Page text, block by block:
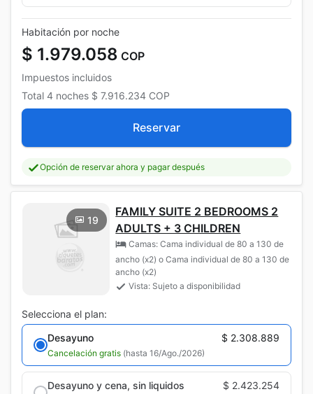
Habitación por noche
$ 1.979.058 COP
Impuestos incluidos
Total 4 noches $ 7.916.234 COP
Reservar
Opción de reservar ahora y pagar después
19
FAMILY SUITE 2 BEDROOMS 2
ADULTS + 3 CHILDREN
Camas: Cama individual de 80 a 130 de
ancho (x2) o Cama individual de 80 a 130 de
ancho (x2)
Vista: Sujeto a disponibilidad
Selecciona el plan:
Desayuno
$ 2.308.889
Cancelación gratis (hasta 16/Ago./2026)
Desayuno y cena, sin liquidos $ 2.423.254